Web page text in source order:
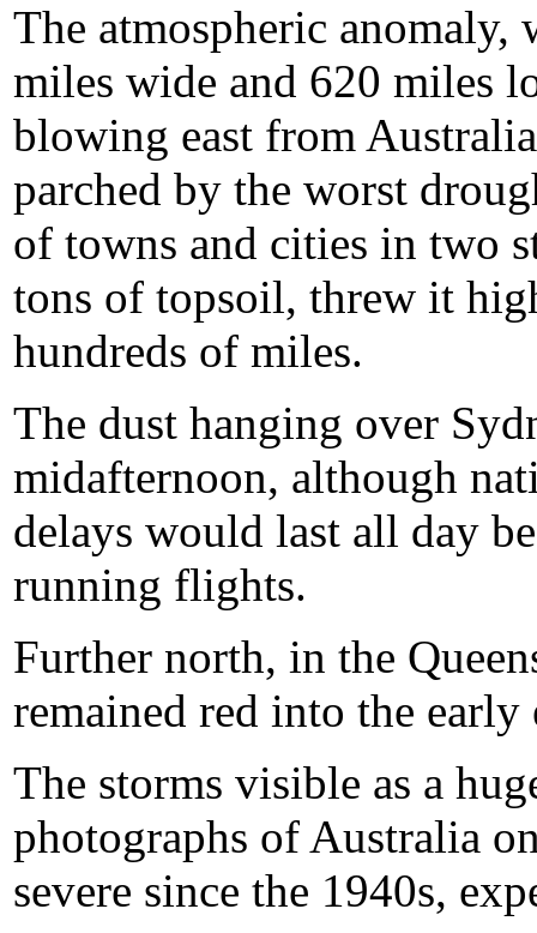
The atmospheric anomaly,
miles wide and 620 miles
blowing east from
parched by the worst
of towns and cities in two
tons of topsoil, threw it
hundreds of miles.
The dust hanging over
midafternoon, although
delays would last all day
running flights.
Further north, in the
remained red into the early
The storms visible as a
photographs of Australia
severe since the 1940s,